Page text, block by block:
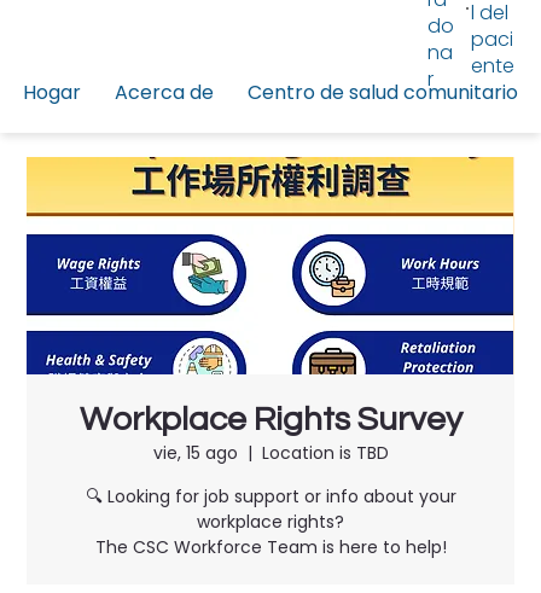
Hogar Acerca de Centro de salud comunitario
do
na
r
l del
paci
ente
Workplace Rights Survey
vie, 15 ago
  |
Location is TBD
🔍 Looking for job support or info about your
workplace rights?
The CSC Workforce Team is here to help!